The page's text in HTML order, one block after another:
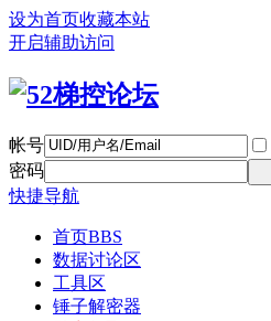
设为首页收藏本站
开启辅助访问
帐号
密码
快捷导航
首页BBS
数据讨论区
工具区
锤子解密器